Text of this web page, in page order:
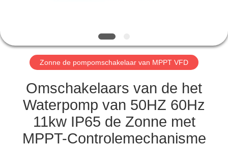
CONTACT
MET
ONS
VERZOEK
Zonne de pompomschakelaar van MPPT VFD
Omschakelaars van de het
Waterpomp van 50HZ 60Hz
11kw IP65 de Zonne met
MPPT-Controlemechanisme